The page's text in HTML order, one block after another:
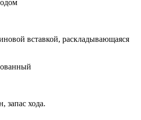
вставкой, раскладывающаяся
запас хода.